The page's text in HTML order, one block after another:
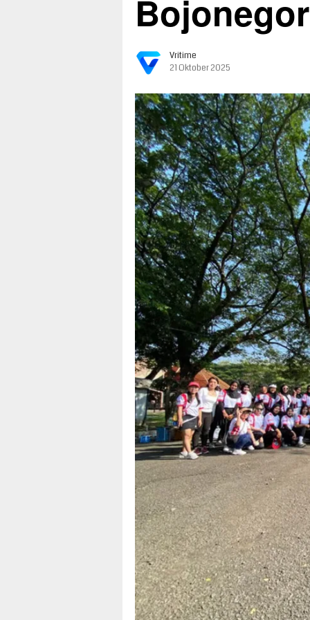
Vritime
21 Oktober 2025